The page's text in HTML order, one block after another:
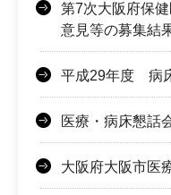
第7次大阪府保
意見等の募集結
平成29年度 病
医療・病床懇話
大阪府大阪市医